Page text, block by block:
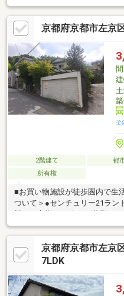
チンや窓のある浴室など暮ら
10分以内と子育て環境も整っ
さい！
京都府京都市左京
そ
2階建て 都
所有権
■お買い物施設が徒歩圏内で生
ついて＞●センチュリー21ラ
ます！●購入・売却・ローンの
軽にご相談下さいませ！●リフ
す。○京阪鴨東線 「出町柳」駅
「今出川」駅 徒歩約10分○営業
ーズにご案内が可能です。ご連
京都府京都市左京
7LDK